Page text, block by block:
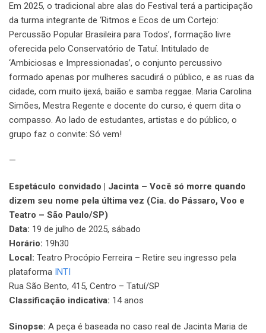
Em 2025, o tradicional abre alas do Festival terá a participação
da turma integrante de ‘Ritmos e Ecos de um Cortejo:
Percussão Popular Brasileira para Todos’, formação livre
oferecida pelo Conservatório de Tatuí. Intitulado de
‘Ambiciosas e Impressionadas’, o conjunto percussivo
formado apenas por mulheres sacudirá o público, e as ruas da
cidade, com muito ijexá, baião e samba reggae. Maria Carolina
Simões, Mestra Regente e docente do curso, é quem dita o
compasso. Ao lado de estudantes, artistas e do público, o
grupo faz o convite: Só vem!
—
Espetáculo convidado | Jacinta – Você só morre quando
dizem seu nome pela última vez (Cia. do Pássaro, Voo e
Teatro – São Paulo/SP)
Data: 19 de julho de 2025, sábado
Horário: 19h30
Local: Teatro Procópio Ferreira – Retire seu ingresso pela
plataforma INTI
Rua São Bento, 415, Centro – Tatuí/SP
Classificação indicativa: 14 anos
Sinopse: A peça é baseada no caso real de Jacinta Maria de